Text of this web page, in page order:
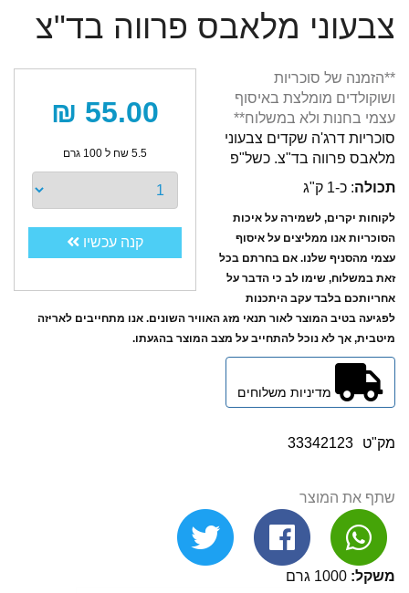
צבעוני מלאבס פרווה בד"צ
55.00 ₪
5.5 שח ל 100 גרם
קנה עכשיו
**הזמנה של סוכריות
ושוקולדים מומלצת באיסוף
עצמי בחנות ולא במשלוח**
סוכריות דרג'ה שקדים צבעוני
מלאבס פרווה בד"צ. כשל"פ
תכולה: כ-1 ק"ג
לקוחות יקרים, לשמירה על איכות
הסוכריות אנו ממליצים על איסוף
עצמי מהסניף שלנו. אם בחרתם בכל
זאת במשלוח, שימו לב כי הדבר על
אחריותכם בלבד עקב היתכנות
לפגיעה בטיב המוצר לאור תנאי מזג האוויר השונים. אנו מתחייבים לאריזה
מיטבית, אך לא נוכל להתחייב על מצב המוצר בהגעתו.
מק"ט 33342123
שתף את המוצר
משקל: